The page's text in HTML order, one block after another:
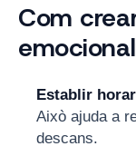
Com
Establir
Això ajuda a
descans.